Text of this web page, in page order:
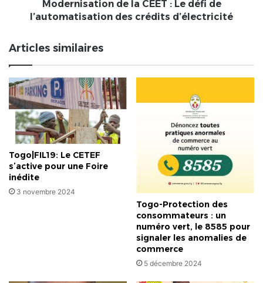
Modernisation de la CEET : Le défi de
l’automatisation des crédits d’électricité
Articles similaires
Togo|FIL19: Le CETEF
s’active pour une Foire
inédite
3 novembre 2024
Togo-Protection des
consommateurs : un
numéro vert, le 8585 pour
signaler les anomalies de
commerce
5 décembre 2024